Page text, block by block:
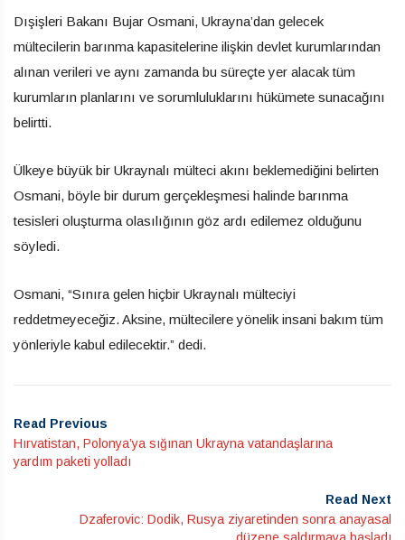
Dışişleri Bakanı Bujar Osmani, Ukrayna’dan gelecek
mültecilerin barınma kapasitelerine ilişkin devlet kurumlarından
alınan verileri ve aynı zamanda bu süreçte yer alacak tüm
kurumların planlarını ve sorumluluklarını hükümete sunacağını
belirtti.
Ülkeye büyük bir Ukraynalı mülteci akını beklemediğini belirten
Osmani, böyle bir durum gerçekleşmesi halinde barınma
tesisleri oluşturma olasılığının göz ardı edilemez olduğunu
söyledi.
Osmani, “Sınıra gelen hiçbir Ukraynalı mülteciyi
reddetmeyeceğiz. Aksine, mültecilere yönelik insani bakım tüm
yönleriyle kabul edilecektir.” dedi.
Read Previous
Hırvatistan, Polonya’ya sığınan Ukrayna vatandaşlarına
yardım paketi yolladı
Read Next
Dzaferovic: Dodik, Rusya ziyaretinden sonra anayasal
düzene saldırmaya başladı